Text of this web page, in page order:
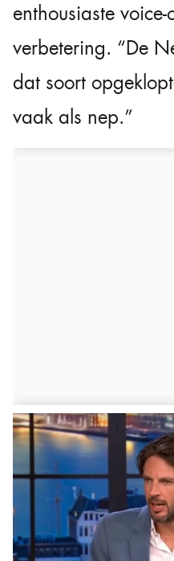
enthousiaste
verbetering. “De
dat soort
vaak als nep.”